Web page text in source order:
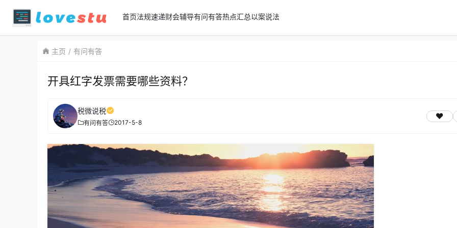
首页法规速递财会辅导有问有答热点汇总以案说法
主页 有问有答
开具红字发票需要哪些资料？
税微说税
有问有答 2017-5-8